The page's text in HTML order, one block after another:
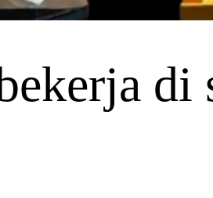
di